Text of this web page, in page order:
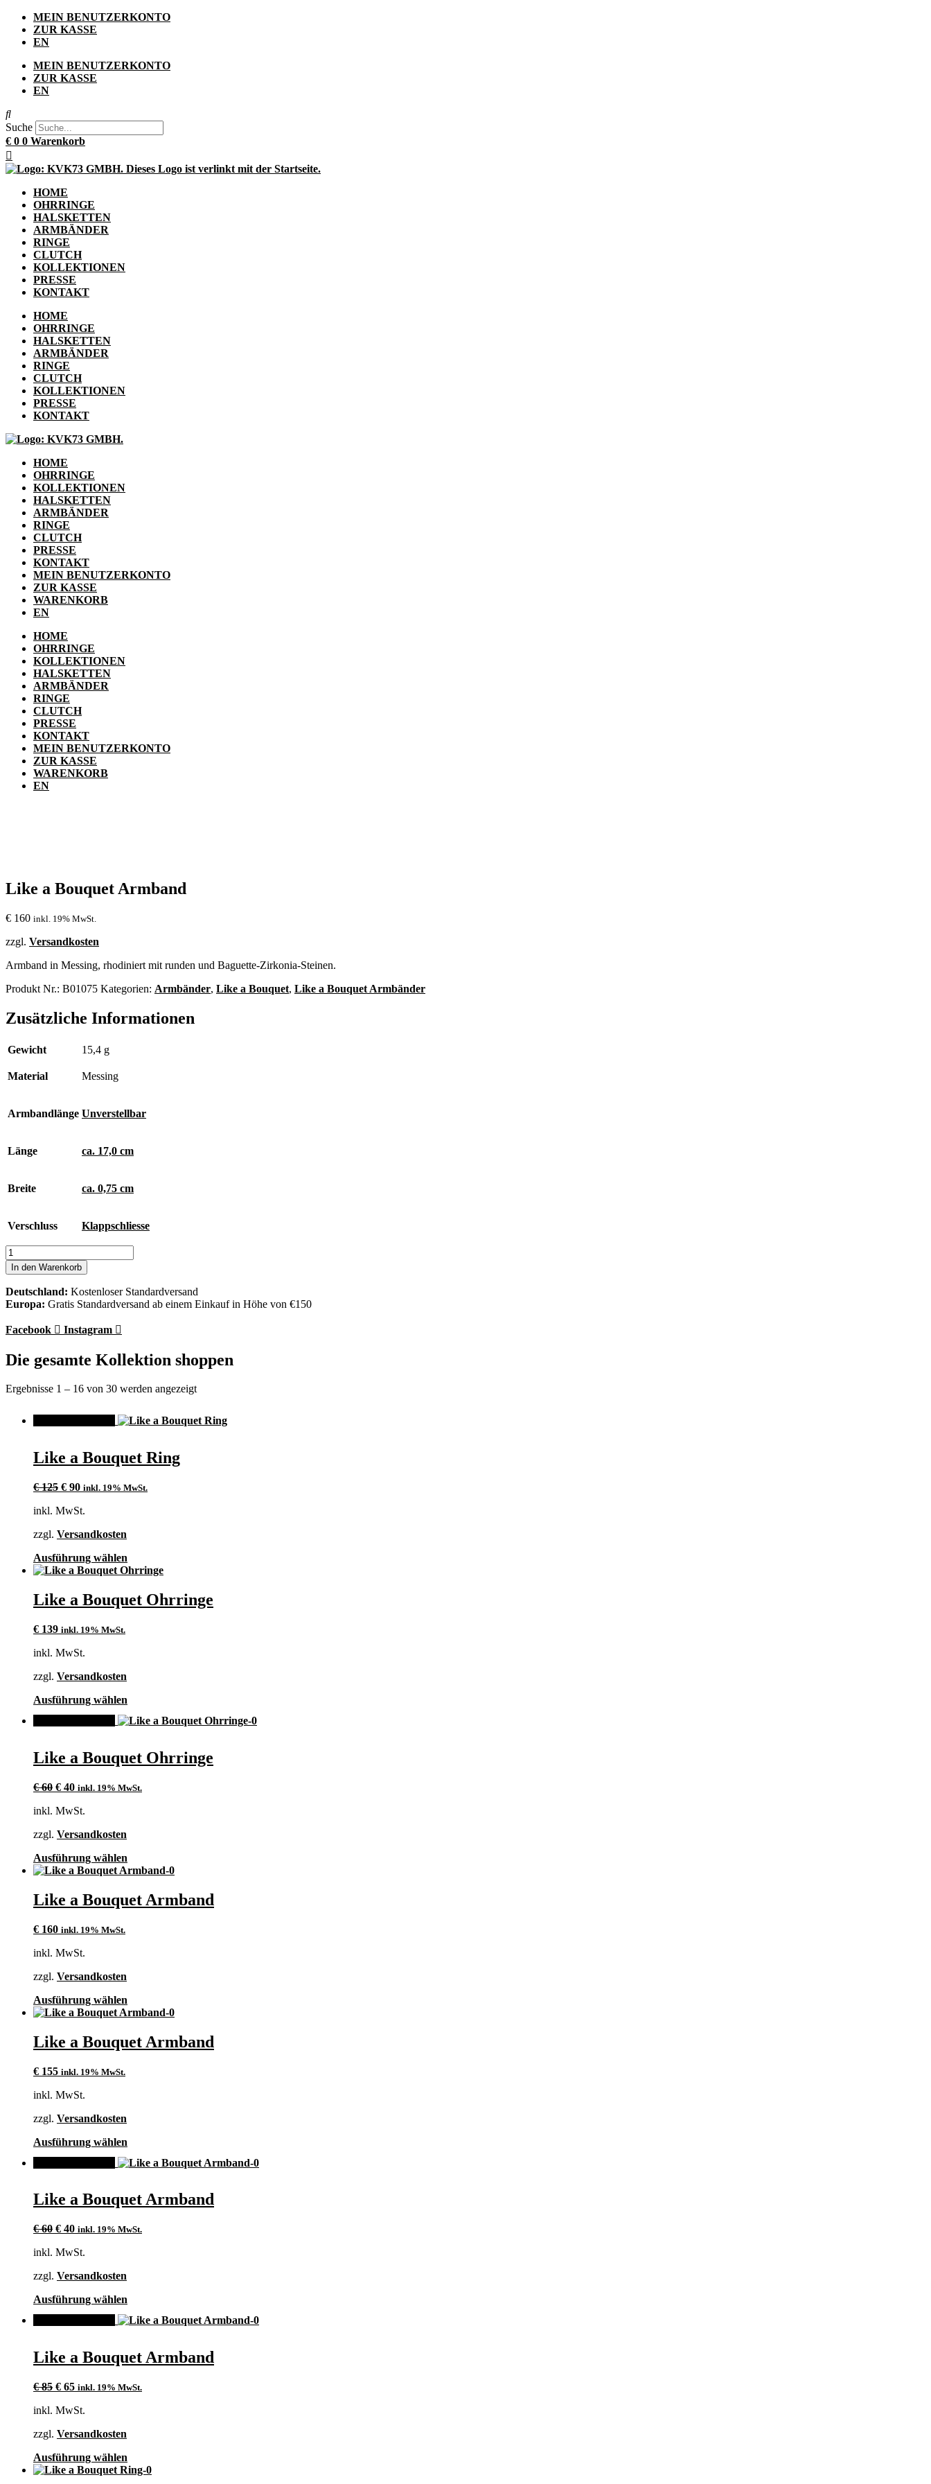
Zum
Inhalt
springen
MEIN BENUTZERKONTO
ZUR KASSE
EN
MEIN BENUTZERKONTO
ZUR KASSE
EN
Suche
€ 0 0 Warenkorb
HOME
OHRRINGE
HALSKETTEN
ARMBÄNDER
RINGE
CLUTCH
KOLLEKTIONEN
PRESSE
KONTAKT
HOME
OHRRINGE
HALSKETTEN
ARMBÄNDER
RINGE
CLUTCH
KOLLEKTIONEN
PRESSE
KONTAKT
HOME
OHRRINGE
KOLLEKTIONEN
HALSKETTEN
ARMBÄNDER
RINGE
CLUTCH
PRESSE
KONTAKT
MEIN BENUTZERKONTO
ZUR KASSE
WARENKORB
EN
HOME
OHRRINGE
KOLLEKTIONEN
HALSKETTEN
ARMBÄNDER
RINGE
CLUTCH
PRESSE
KONTAKT
MEIN BENUTZERKONTO
ZUR KASSE
WARENKORB
EN
Like a Bouquet Armband
€ 160 inkl. 19% MwSt.
zzgl. Versandkosten
Armband in Messing, rhodiniert mit runden und Baguette-Zirkonia-Steinen.
Produkt Nr.: B01075 Kategorien: Armbänder, Like a Bouquet, Like a Bouquet Armbänder
Zusätzliche Informationen
Gewicht 15,4 g
Material Messing
Armbandlänge Unverstellbar
Länge ca. 17,0 cm
Breite ca. 0,75 cm
Verschluss Klappschliesse
Like
a
Bouquet
Armband
Menge
In den Warenkorb
Deutschland: Kostenloser Standardversand
Europa: Gratis Standardversand ab einem Einkauf in Höhe von €150
Facebook Instagram
Die gesamte Kollektion shoppen
Ergebnisse 1 – 16 von 30 werden angezeigt
Like a Bouquet Ring
€125 Ursprünglicher
war:
€ 90Aktueller
ist:
inkl. 19% MwSt.
inkl. MwSt.
zzgl. Versandkosten
Ausführung wählen
Produkt
mehrere
Varianten
gewählt
werden
Like a Bouquet Ohrringe
€ 139 inkl. 19% MwSt.
inkl. MwSt.
zzgl. Versandkosten
Ausführung wählen
weist
Varianten
auf.
Optionen
werden
Like a Bouquet Ohrringe
€60 Ursprünglicher
war:
€ 40Aktueller
ist:
inkl. 19% MwSt.
inkl. MwSt.
zzgl. Versandkosten
Ausführung wählen
Produkt
mehrere
Varianten
gewählt
werden
Like a Bouquet Armband
€ 160 inkl. 19% MwSt.
inkl. MwSt.
zzgl. Versandkosten
Ausführung wählen
Produkt
mehrere
Varianten
gewählt
werden
Like a Bouquet Armband
€ 155 inkl. 19% MwSt.
inkl. MwSt.
zzgl. Versandkosten
Ausführung wählen
weist
Varianten
auf.
Optionen
werden
Like a Bouquet Armband
€60 Ursprünglicher
war:
€ 40Aktueller
ist:
inkl. 19% MwSt.
inkl. MwSt.
zzgl. Versandkosten
Ausführung wählen
weist
auf.
Optionen
werden
Like a Bouquet Armband
€85 Ursprünglicher
war:
€ 65Aktueller
ist:
inkl. 19% MwSt.
inkl. MwSt.
zzgl. Versandkosten
Ausführung wählen
Produkt